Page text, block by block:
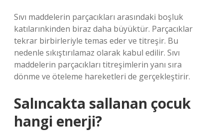
Sıvı maddelerin parçacıkları arasındaki boşluk
katılarınkinden biraz daha büyüktür. Parçacıklar
tekrar birbirleriyle temas eder ve titreşir. Bu
nedenle sıkıştırılamaz olarak kabul edilir. Sıvı
maddelerin parçacıkları titreşimlerin yanı sıra
dönme ve öteleme hareketleri de gerçekleştirir.
Salıncakta sallanan çocuk
hangi enerji?